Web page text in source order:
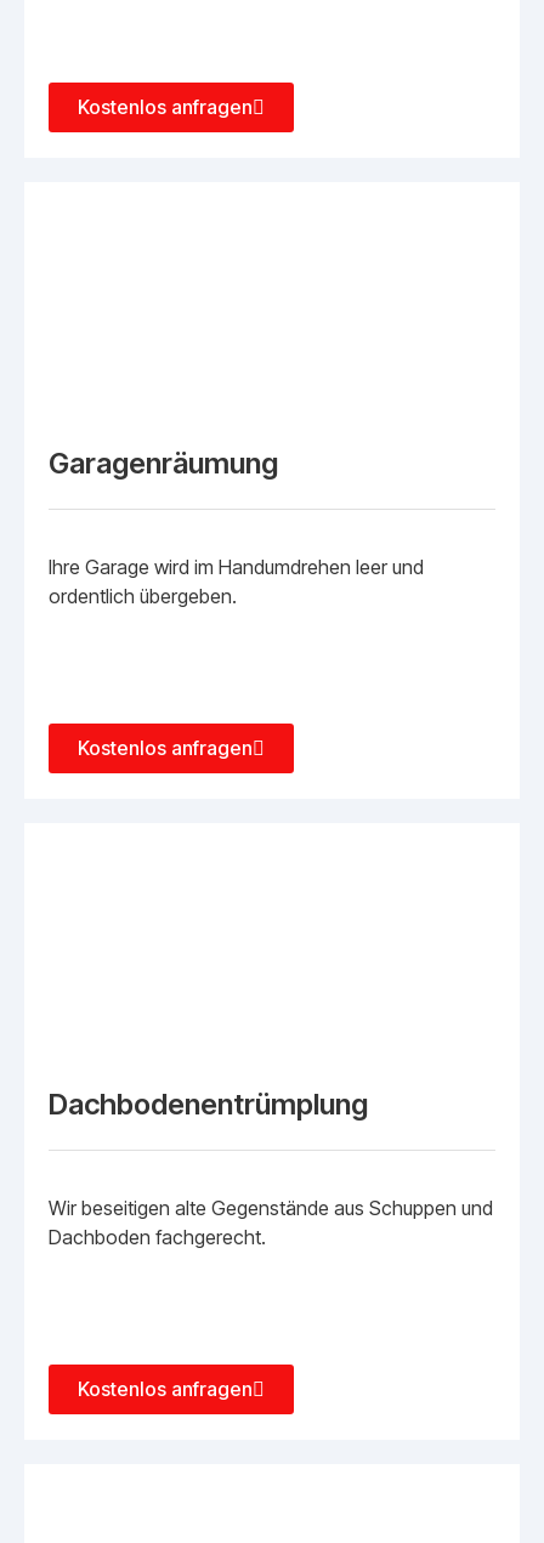
Kostenlos anfragen
Garagenräumung
Ihre Garage wird im Handumdrehen leer und
ordentlich übergeben.
Kostenlos anfragen
Dachbodenentrümplung
Wir beseitigen alte Gegenstände aus Schuppen und
Dachboden fachgerecht.
Kostenlos anfragen